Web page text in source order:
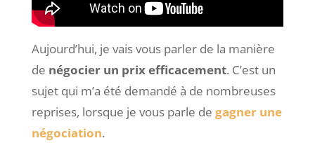
Aujourd’hui, je vais vous parler de la manière
de négocier un prix efficacement. C’est un
sujet qui m’a été demandé à de nombreuses
reprises, lorsque je vous parle de gagner une
négociation.